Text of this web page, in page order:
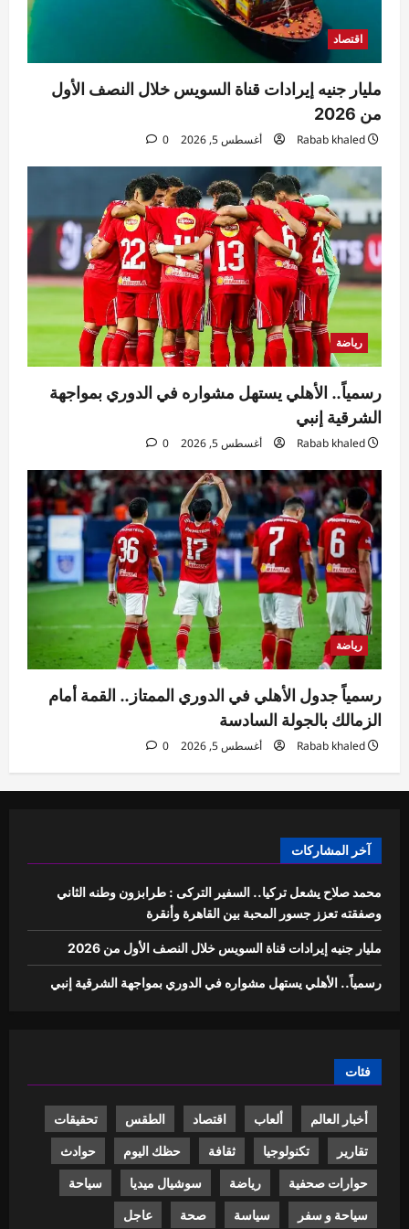
اقتصاد
مليار جنيه إيرادات قناة السويس خلال النصف الأول
من 2026
Rabab khaled أغسطس 5, 2026 0
رياضة
رسمياً.. الأهلي يستهل مشواره في الدوري بمواجهة
الشرقية إنبي
Rabab khaled أغسطس 5, 2026 0
رياضة
رسمياً جدول الأهلي في الدوري الممتاز.. القمة أمام
الزمالك بالجولة السادسة
Rabab khaled أغسطس 5, 2026 0
آخر المشاركات
محمد صلاح يشعل تركيا.. السفير التركى : طرابزون وطنه الثاني
وصفقته تعزز جسور المحبة بين القاهرة وأنقرة
مليار جنيه إيرادات قناة السويس خلال النصف الأول من 2026
رسمياً.. الأهلي يستهل مشواره في الدوري بمواجهة الشرقية إنبي
فئات
أخبار العالم ألعاب اقتصاد الطقس تحقيقات
تقارير تكنولوجيا ثقافة حظك اليوم حوادث
حوارات صحفية رياضة سوشيال ميديا سياحة
سياحة و سفر سياسة صحة عاجل